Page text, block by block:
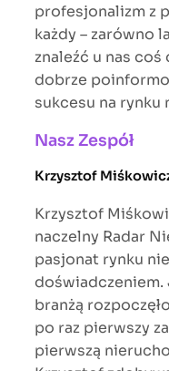
profesjonalizm z
każdy – zarówno
znaleźć u nas coś
dobrze
sukcesu na
Nasz Zespół
Krzysztof
Krzysztof
naczelny Radar
pasjonat rynku
doświadczeniem.
branżą
po raz pierwszy
pierwszą